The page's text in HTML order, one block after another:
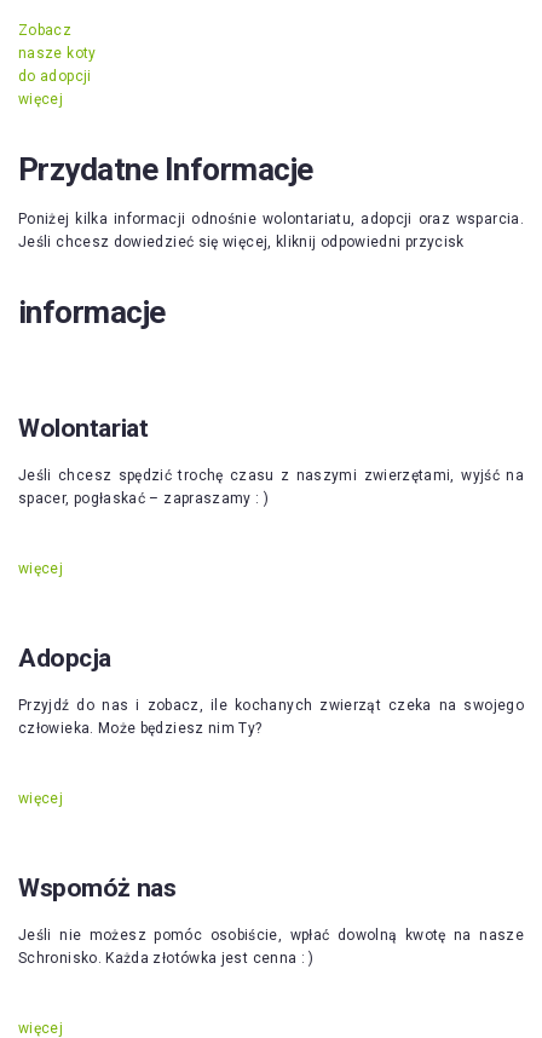
Zobacz
nasze koty
do adopcji
więcej
Przydatne Informacje
Poniżej kilka informacji odnośnie wolontariatu, adopcji oraz wsparcia.
Jeśli chcesz dowiedzieć się więcej, kliknij odpowiedni przycisk
informacje
Wolontariat
Jeśli chcesz spędzić trochę czasu z naszymi zwierzętami, wyjść na
spacer, pogłaskać – zapraszamy : )
więcej
Adopcja
Przyjdź do nas i zobacz, ile kochanych zwierząt czeka na swojego
człowieka. Może będziesz nim Ty?
więcej
Wspomóż nas
Jeśli nie możesz pomóc osobiście, wpłać dowolną kwotę na nasze
Schronisko. Każda złotówka jest cenna : )
więcej